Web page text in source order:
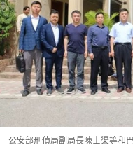
公安部刑偵局副局長陳士渠等和